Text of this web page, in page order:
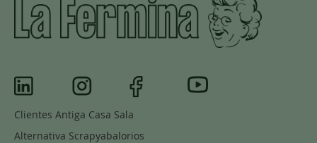
Clientes Antiga Casa Sala
Alternativa Scrapyabalorios